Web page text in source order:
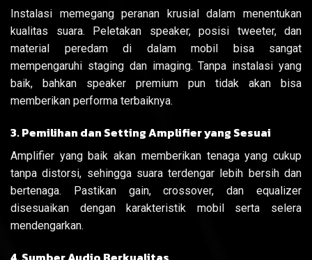
Instalasi memegang peranan krusial dalam menentukan
kualitas suara. Peletakan speaker, posisi tweeter, dan
material peredam di dalam mobil bisa sangat
mempengaruhi staging dan imaging. Tanpa instalasi yang
baik, bahkan speaker premium pun tidak akan bisa
memberikan performa terbaiknya.
3. Pemilihan dan Setting Amplifier yang Sesuai
Amplifier yang baik akan memberikan tenaga yang cukup
tanpa distorsi, sehingga suara terdengar lebih bersih dan
bertenaga. Pastikan gain, crossover, dan equalizer
disesuaikan dengan karakteristik mobil serta selera
mendengarkan.